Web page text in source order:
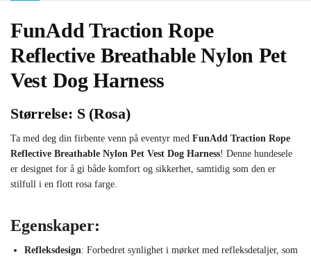
FunAdd Traction Rope
Reflective Breathable Nylon Pet
Vest Dog Harness
Størrelse: S (Rosa)
Ta med deg din firbente venn på eventyr med FunAdd Traction Rope
Reflective Breathable Nylon Pet Vest Dog Harness! Denne hundesele
er designet for å gi både komfort og sikkerhet, samtidig som den er
stilfull i en flott rosa farge.
Egenskaper:
Refleksdesign: Forbedret synlighet i mørket med refleksdetaljer, som